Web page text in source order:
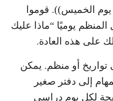
يوم الخميس)). قوموا
المنظم يوميًا “ماذا عليك
على هذه العادة.
تواريخ أو منظم. يمكن
إلى دفتر صغير
لكل يوم دراسي